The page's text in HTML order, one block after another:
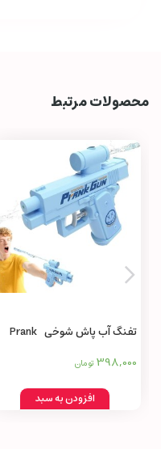
محصولات مرتبط
تفنگ آب پاش شوخی Prank
Water Gun
398,000 تومان
افزودن به سبد